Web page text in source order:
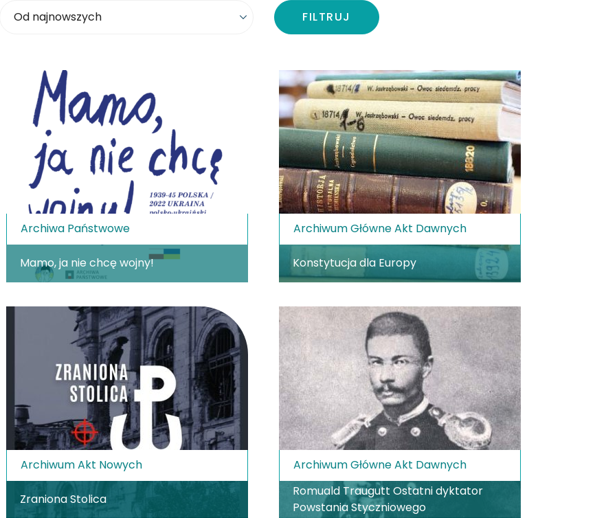
FILTRUJ
Archiwa Państwowe
Mamo, ja nie chcę wojny!
Archiwum Główne Akt Dawnych
Konstytucja dla Europy
Archiwum Akt Nowych
Zraniona Stolica
Archiwum Główne Akt Dawnych
Romuald Traugutt Ostatni dyktator
Powstania Styczniowego